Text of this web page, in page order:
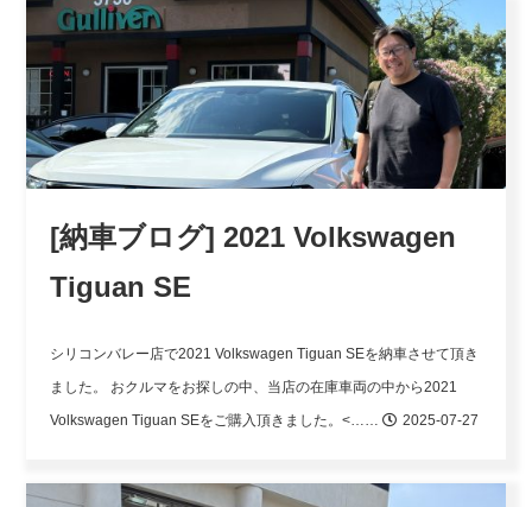
[納車ブログ] 2021 Volkswagen
Tiguan SE
シリコンバレー店で2021 Volkswagen Tiguan SEを納車させて頂き
ました。 おクルマをお探しの中、当店の在庫車両の中から2021
Volkswagen Tiguan SEをご購入頂きました。<……
2025-07-27